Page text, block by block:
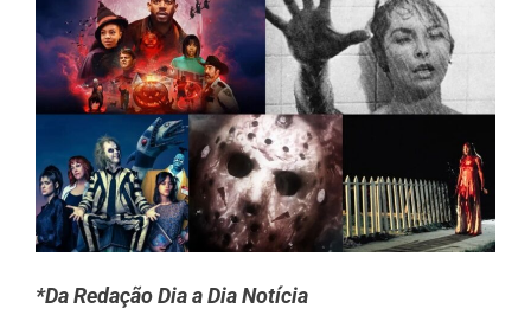
*Da Redação Dia a Dia Notícia